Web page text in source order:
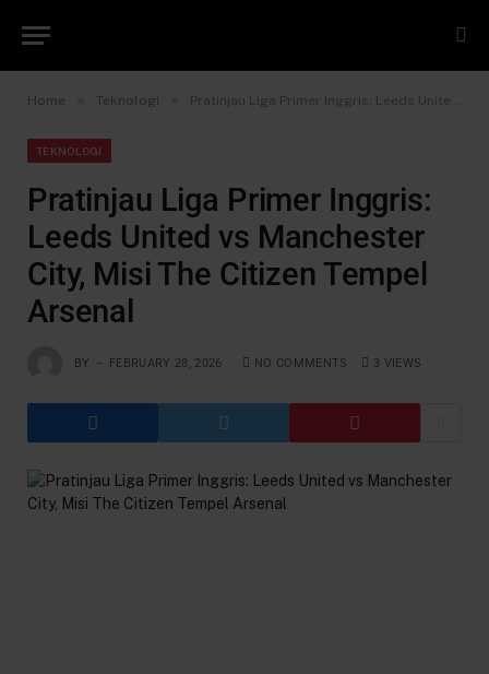
Home Teknologi Pratinjau Liga Primer Inggris: Leeds United vs Manchester City, Misi The Citizen Tempel Arsenal
TEKNOLOGI
Pratinjau Liga Primer Inggris:
Leeds United vs Manchester
City, Misi The Citizen Tempel
Arsenal
BY FEBRUARY 28, 2026 NO COMMENTS 3 VIEWS